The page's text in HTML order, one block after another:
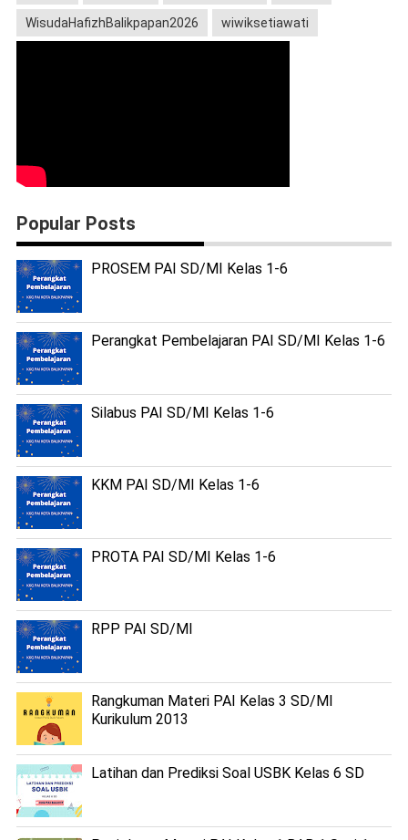
WisudaHafizhBalikpapan2026 wiwiksetiawati
Popular Posts
PROSEM PAI SD/MI Kelas 1-6
Perangkat Pembelajaran PAI SD/MI Kelas 1-6
Silabus PAI SD/MI Kelas 1-6
KKM PAI SD/MI Kelas 1-6
PROTA PAI SD/MI Kelas 1-6
RPP PAI SD/MI
Rangkuman Materi PAI Kelas 3 SD/MI
Kurikulum 2013
Latihan dan Prediksi Soal USBK Kelas 6 SD